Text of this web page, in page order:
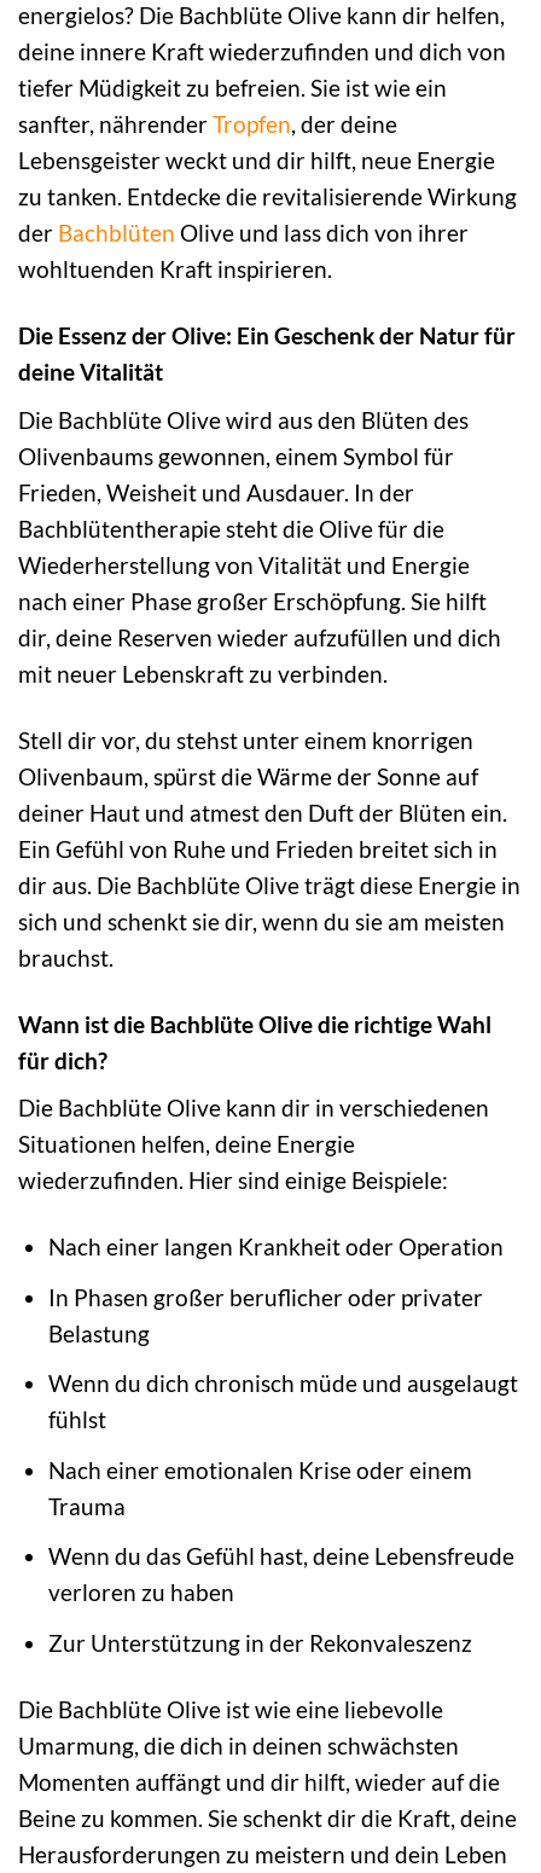
energielos? Die Bachblüte Olive kann dir helfen,
deine innere Kraft wiederzufinden und dich von
tiefer Müdigkeit zu befreien. Sie ist wie ein
sanfter, nährenderTropfen, der deine
Lebensgeister weckt und dir hilft, neue Energie
zu tanken. Entdecke die revitalisierende Wirkung
der Bachblüten Olive und lass dich von ihrer
wohltuenden Kraft inspirieren.
Die Essenz der Olive: Ein Geschenk der Natur für
deine Vitalität
Die Bachblüte Olive wird aus den Blüten des
Olivenbaums gewonnen, einem Symbol für
Frieden, Weisheit und Ausdauer. In der
Bachblütentherapie steht die Olive für die
Wiederherstellung von Vitalität und Energie
nach einer Phase großer Erschöpfung. Sie hilft
dir, deine Reserven wieder aufzufüllen und dich
mit neuer Lebenskraft zu verbinden.
Stell dir vor, du stehst unter einem knorrigen
Olivenbaum, spürst die Wärme der Sonne auf
deiner Haut und atmest den Duft der Blüten ein.
Ein Gefühl von Ruhe und Frieden breitet sich in
dir aus. Die Bachblüte Olive trägt diese Energie in
sich und schenkt sie dir, wenn du sie am meisten
brauchst.
Wann ist die Bachblüte Olive die richtige Wahl
für dich?
Die Bachblüte Olive kann dir in verschiedenen
Situationen helfen, deine Energie
wiederzufinden. Hier sind einige Beispiele:
Nach einer langen Krankheit oder Operation
In Phasen großer beruflicher oder privater
Belastung
Wenn du dich chronisch müde und ausgelaugt
fühlst
Nach einer emotionalen Krise oder einem
Trauma
Wenn du das Gefühl hast, deine Lebensfreude
verloren zu haben
Zur Unterstützung in der Rekonvaleszenz
Die Bachblüte Olive ist wie eine liebevolle
Umarmung, die dich in deinen schwächsten
Momenten auffängt und dir hilft, wieder auf die
Beine zu kommen. Sie schenkt dir die Kraft, deine
Herausforderungen zu meistern und dein Leben